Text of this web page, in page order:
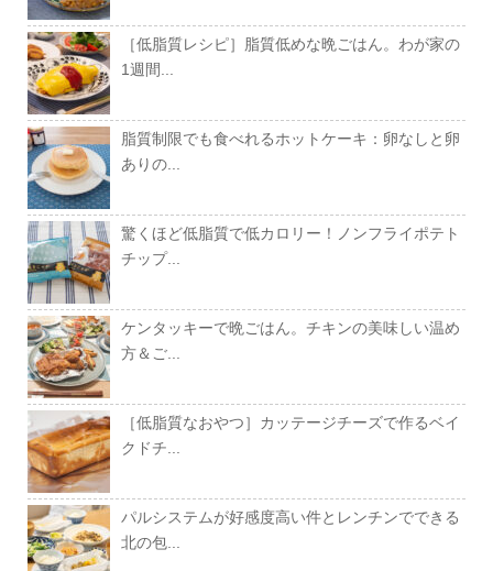
［低脂質レシピ］脂質低めな晩ごはん。わが家の
1週間...
脂質制限でも食べれるホットケーキ：卵なしと卵
ありの...
驚くほど低脂質で低カロリー！ノンフライポテト
チップ...
ケンタッキーで晩ごはん。チキンの美味しい温め
方＆ご...
［低脂質なおやつ］カッテージチーズで作るベイ
クドチ...
パルシステムが好感度高い件とレンチンでできる
北の包...